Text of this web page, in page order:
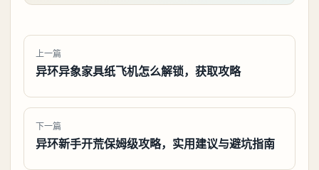
上一篇
异环异象家具纸飞机怎么解锁，获取攻略
下一篇
异环新手开荒保姆级攻略，实用建议与避坑指南